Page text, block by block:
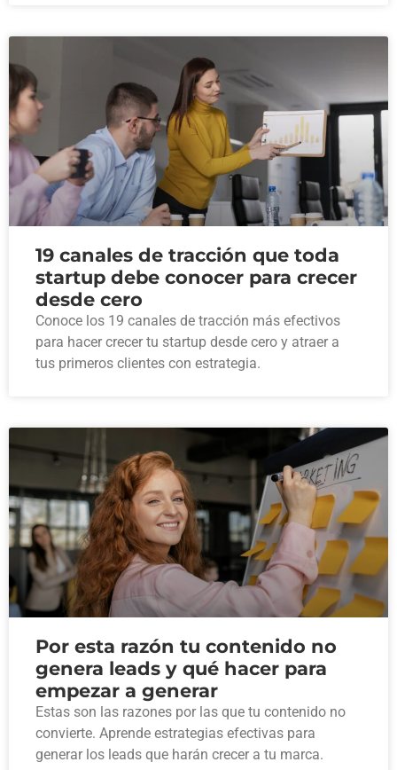
19 canales de tracción que toda
startup debe conocer para crecer
desde cero
Conoce los 19 canales de tracción más efectivos
para hacer crecer tu startup desde cero y atraer a
tus primeros clientes con estrategia.
Por esta razón tu contenido no
genera leads y qué hacer para
empezar a generar
Estas son las razones por las que tu contenido no
convierte. Aprende estrategias efectivas para
generar los leads que harán crecer a tu marca.